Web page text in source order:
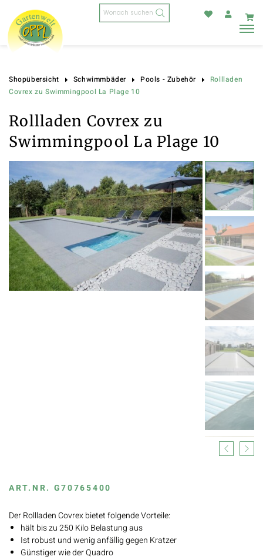
Products
search
Shopübersicht Schwimmbäder Pools - Zubehör
Rollladen
Covrex zu Swimmingpool La Plage 10
Rollladen Covrex zu
Swimmingpool La Plage 10
Previous
Next
ART.NR. G70765400
Der Rollladen Covrex bietet folgende Vorteile:
hält bis zu 250 Kilo Belastung aus
Ist robust und wenig anfällig gegen Kratzer
Günstiger wie der Quadro